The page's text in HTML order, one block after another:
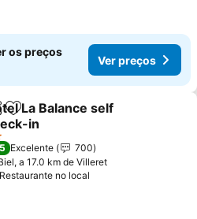
os preços
Ver preços
Adicionar aos favoritos
La Balance self
in
Excelente
700
a 17.0 km de Villeret
Restaurante no local